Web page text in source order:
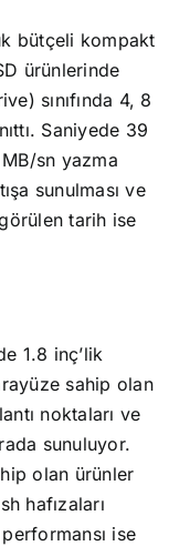
bütçeli kompakt
ürünlerinde
sınıfında 4, 8
Saniyede 39
sn yazma
sunulması ve
tarih ise
1.8 inç’lik
sahip olan
noktaları ve
sunuluyor.
olan ürünler
hafızaları
ise